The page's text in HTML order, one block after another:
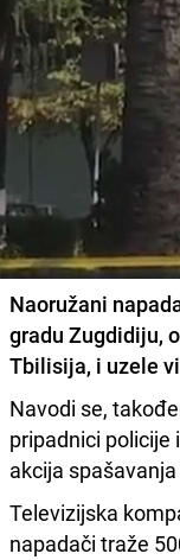
Naoružani
gradu Zugdidiju,
Tbilisija, i uzele
Navodi se,
pripadnici policije
akcija
Televizijska
napadači traže